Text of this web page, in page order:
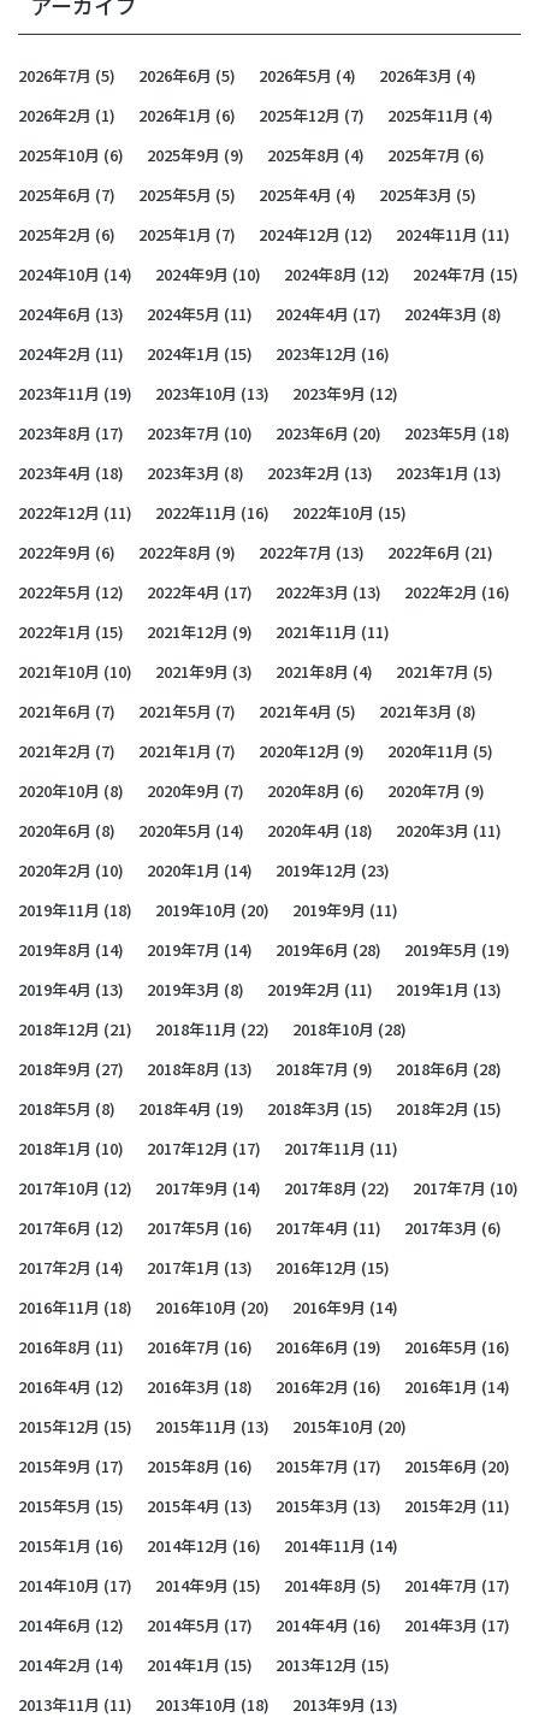
2026年7月 (5) 2026年6月 (5) 2026年5月 (4) 2026年3月 (4)
2026年2月 (1) 2026年1月 (6) 2025年12月 (7) 2025年11月 (4)
2025年10月 (6) 2025年9月 (9) 2025年8月 (4) 2025年7月 (6)
2025年6月 (7) 2025年5月 (5) 2025年4月 (4) 2025年3月 (5)
2025年2月 (6) 2025年1月 (7) 2024年12月 (12) 2024年11月 (11)
2024年10月 (14) 2024年9月 (10) 2024年8月 (12) 2024年7月 (15)
2024年6月 (13) 2024年5月 (11) 2024年4月 (17) 2024年3月 (8)
2024年2月 (11) 2024年1月 (15) 2023年12月 (16)
2023年11月 (19) 2023年10月 (13) 2023年9月 (12)
2023年8月 (17) 2023年7月 (10) 2023年6月 (20) 2023年5月 (18)
2023年4月 (18) 2023年3月 (8) 2023年2月 (13) 2023年1月 (13)
2022年12月 (11) 2022年11月 (16) 2022年10月 (15)
2022年9月 (6) 2022年8月 (9) 2022年7月 (13) 2022年6月 (21)
2022年5月 (12) 2022年4月 (17) 2022年3月 (13) 2022年2月 (16)
2022年1月 (15) 2021年12月 (9) 2021年11月 (11)
2021年10月 (10) 2021年9月 (3) 2021年8月 (4) 2021年7月 (5)
2021年6月 (7) 2021年5月 (7) 2021年4月 (5) 2021年3月 (8)
2021年2月 (7) 2021年1月 (7) 2020年12月 (9) 2020年11月 (5)
2020年10月 (8) 2020年9月 (7) 2020年8月 (6) 2020年7月 (9)
2020年6月 (8) 2020年5月 (14) 2020年4月 (18) 2020年3月 (11)
2020年2月 (10) 2020年1月 (14) 2019年12月 (23)
2019年11月 (18) 2019年10月 (20) 2019年9月 (11)
2019年8月 (14) 2019年7月 (14) 2019年6月 (28) 2019年5月 (19)
2019年4月 (13) 2019年3月 (8) 2019年2月 (11) 2019年1月 (13)
2018年12月 (21) 2018年11月 (22) 2018年10月 (28)
2018年9月 (27) 2018年8月 (13) 2018年7月 (9) 2018年6月 (28)
2018年5月 (8) 2018年4月 (19) 2018年3月 (15) 2018年2月 (15)
2018年1月 (10) 2017年12月 (17) 2017年11月 (11)
2017年10月 (12) 2017年9月 (14) 2017年8月 (22) 2017年7月 (10)
2017年6月 (12) 2017年5月 (16) 2017年4月 (11) 2017年3月 (6)
2017年2月 (14) 2017年1月 (13) 2016年12月 (15)
2016年11月 (18) 2016年10月 (20) 2016年9月 (14)
2016年8月 (11) 2016年7月 (16) 2016年6月 (19) 2016年5月 (16)
2016年4月 (12) 2016年3月 (18) 2016年2月 (16) 2016年1月 (14)
2015年12月 (15) 2015年11月 (13) 2015年10月 (20)
2015年9月 (17) 2015年8月 (16) 2015年7月 (17) 2015年6月 (20)
2015年5月 (15) 2015年4月 (13) 2015年3月 (13) 2015年2月 (11)
2015年1月 (16) 2014年12月 (16) 2014年11月 (14)
2014年10月 (17) 2014年9月 (15) 2014年8月 (5) 2014年7月 (17)
2014年6月 (12) 2014年5月 (17) 2014年4月 (16) 2014年3月 (17)
2014年2月 (14) 2014年1月 (15) 2013年12月 (15)
2013年11月 (11) 2013年10月 (18) 2013年9月 (13)